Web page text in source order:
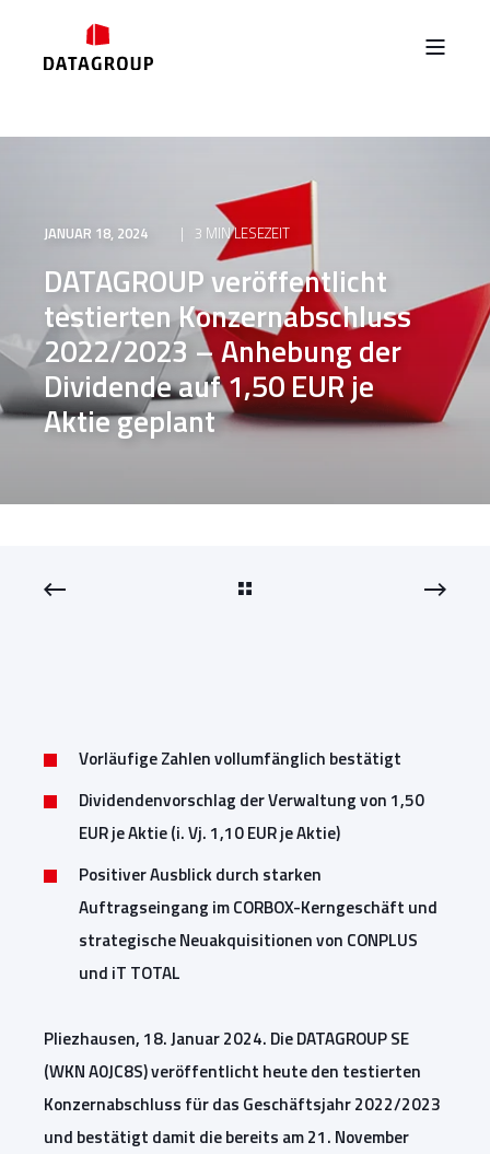
JANUAR 18, 2024 3 MIN LESEZEIT
DATAGROUP veröffentlicht
testierten Konzernabschluss
2022/2023 – Anhebung der
Dividende auf 1,50 EUR je
Aktie geplant
Vorläufige Zahlen vollumfänglich bestätigt
Dividendenvorschlag der Verwaltung von 1,50
EUR je Aktie (i. Vj. 1,10 EUR je Aktie)
Positiver Ausblick durch starken
Auftragseingang im CORBOX-Kerngeschäft und
strategische Neuakquisitionen von CONPLUS
und iT TOTAL
Pliezhausen, 18. Januar 2024. Die DATAGROUP SE
(WKN A0JC8S) veröffentlicht heute den testierten
Konzernabschluss für das Geschäftsjahr 2022/2023
und bestätigt damit die bereits am 21. November